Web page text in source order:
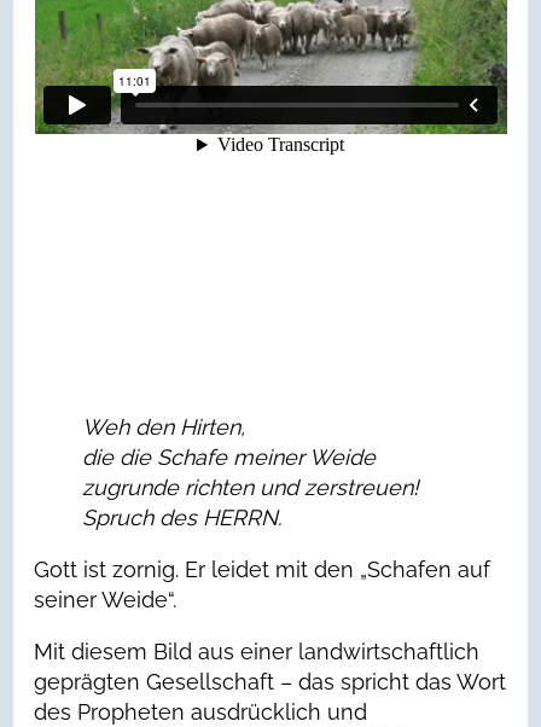
Weh den Hirten,
die die Schafe meiner Weide
zugrunde richten und zerstreuen!
Spruch des HERRN.
Gott ist zornig. Er leidet mit den „Schafen auf
seiner Weide“.
Mit diesem Bild aus einer landwirtschaftlich
geprägten Gesellschaft – das spricht das Wort
des Propheten ausdrücklich und